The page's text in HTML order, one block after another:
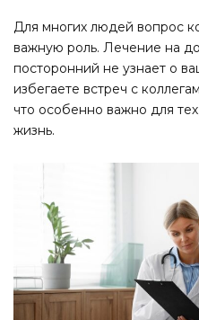
Для многих людей вопрос
важную роль. Лечение на
посторонний не узнает о
избегаете встреч с
что особенно важно для
жизнь.